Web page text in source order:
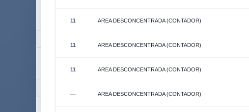
11 AREA DESCONCENTRADA (CONTADOR)
11 AREA DESCONCENTRADA (CONTADOR)
11 AREA DESCONCENTRADA (CONTADOR)
— AREA DESCONCENTRADA (CONTADOR)